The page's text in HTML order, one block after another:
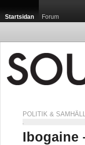
Startsidan Forum
POLITIK &
Ibogaine